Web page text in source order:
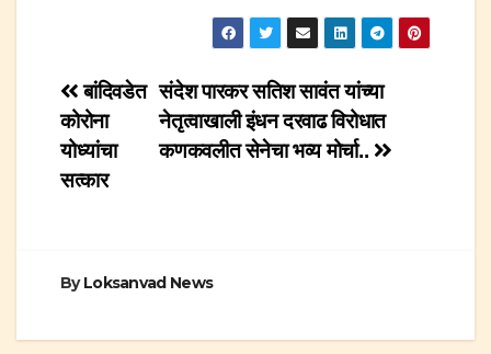
Post
navigation
संदेश पारकर सतिश सावंत यांच्या
नेतृत्वाखाली इंधन दरवाढ विरोधात
कणकवलीत सेनेचा भव्य मोर्चा..
बांदिवडेत
कोरोना
योध्यांचा
सत्कार
ByLoksanvad News